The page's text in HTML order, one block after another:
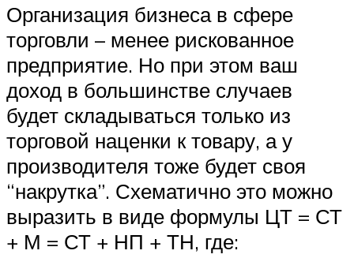
Организация бизнеса в сфере
торговли – менее рискованное
предприятие. Но при этом ваш
доход в большинстве случаев
будет складываться только из
торговой наценки к товару, а у
производителя тоже будет своя
“накрутка”. Схематично это можно
выразить в виде формулы ЦТ = СТ
+ М = СТ + НП + ТН, где: